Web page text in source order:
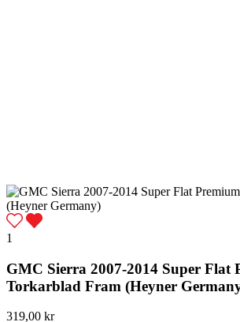
1
GMC Sierra 2007-2014 Super Flat
Torkarblad Fram (Heyner
319,00 kr